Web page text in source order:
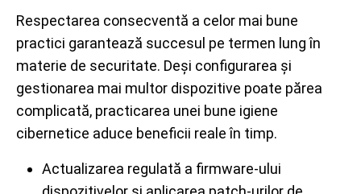
Respectarea consecventă a celor mai bune
practici garantează succesul pe termen lung în
materie de securitate. Deși configurarea și
gestionarea mai multor dispozitive poate părea
complicată, practicarea unei bune igiene
cibernetice aduce beneficii reale în timp.
Actualizarea regulată a firmware-ului